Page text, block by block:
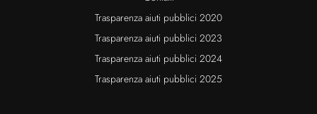
Trasparenza aiuti pubblici 2020
Trasparenza aiuti pubblici 2023
Trasparenza aiuti pubblici 2024
Trasparenza aiuti pubblici 2025